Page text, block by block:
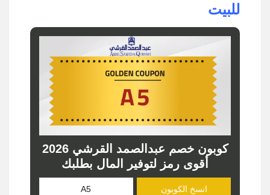
للبيت
كوبون خصم عبدالصمد القرشي 2026
أقوى رمز لتوفير المال بطلبك
انسخ الكوبون